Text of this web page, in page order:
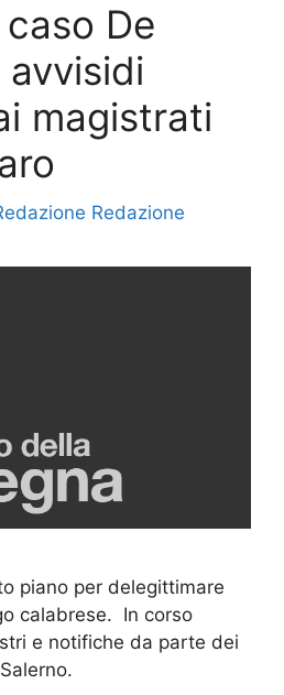
De
magistrati
Redazione
piano per delegittimare
calabrese. In corso
e notifiche da parte dei